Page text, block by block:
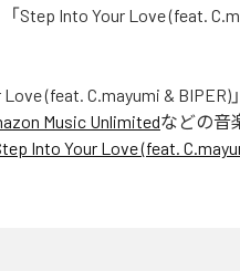
Step Into Your Love (feat.
(feat. C.mayumi & BIPER)
Music Unlimitedなどの音
Into Your Love (feat.